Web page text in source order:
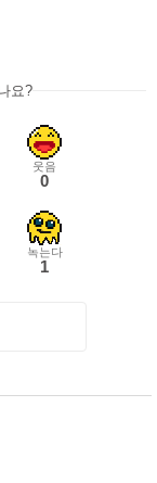
요?
웃음
0
녹는다
1